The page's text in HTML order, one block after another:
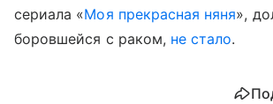
сериала «Моя прекрасная няня»,
боровшейся с раком, не стало.